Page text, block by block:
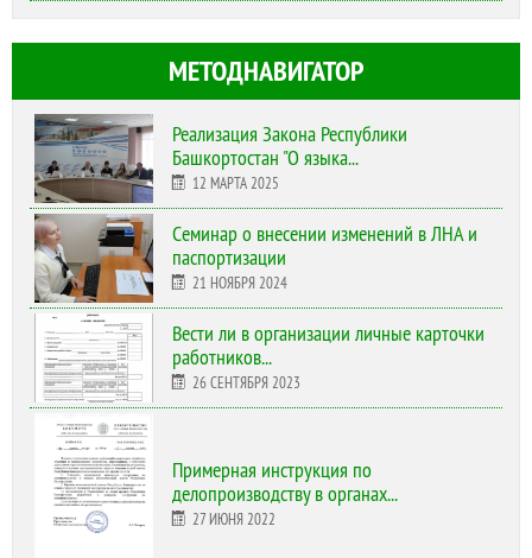
МЕТОДНАВИГАТОР
Реализация Закона Республики
Башкортостан "О языка...
12 МАРТА 2025
Cеминар о внесении изменений в ЛНА и
паспортизации
21 НОЯБРЯ 2024
Вести ли в организации личные карточки
работников...
26 СЕНТЯБРЯ 2023
Примерная инструкция по
делопроизводству в органах...
27 ИЮНЯ 2022